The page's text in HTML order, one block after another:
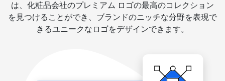
は、化粧品会社のプレミアム ロゴの最高のコレクション
を見つけることができ、ブランドのニッチな分野を表現で
きるユニークなロゴをデザインできます。